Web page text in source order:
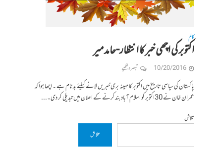
کالم
اکتوبر کی اچھی خبر کا انتظار-حامد میر
10/20/2016 تبصرہ لکھیے
پاکستان کی سیاسی تاریخ میں اکتوبر کا مہینہ بری خبریں لانے کیلئے بدنام ہے ۔ اچھا ہوا کہ
عمران خان نے 30اکتوبر کو اسلام آباد بند کرنے کے اعلان میں تبدیلی کر دی۔...
تلاش
تلاش